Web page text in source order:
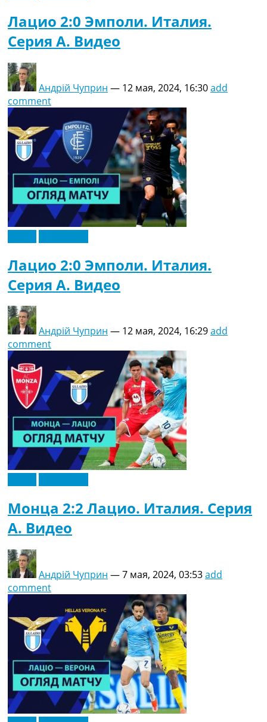
Лацио 2:0 Эмполи. Италия.
Серия A. Видео
Андрій Чуприн — 12 мая, 2024, 16:30add
comment
Лацио 2:0 Эмполи. Италия.
Серия A. Видео
Андрій Чуприн — 12 мая, 2024, 16:29add
comment
Монца 2:2 Лацио. Италия. Серия
A. Видео
Андрій Чуприн —7 мая, 2024, 03:53add
comment